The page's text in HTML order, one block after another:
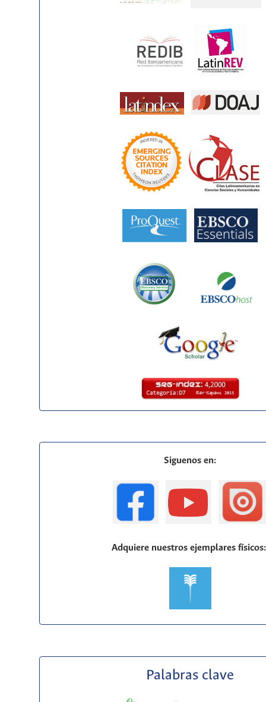
Siguenos en:
Adquiere nuestros ejemplares
Palabras clave